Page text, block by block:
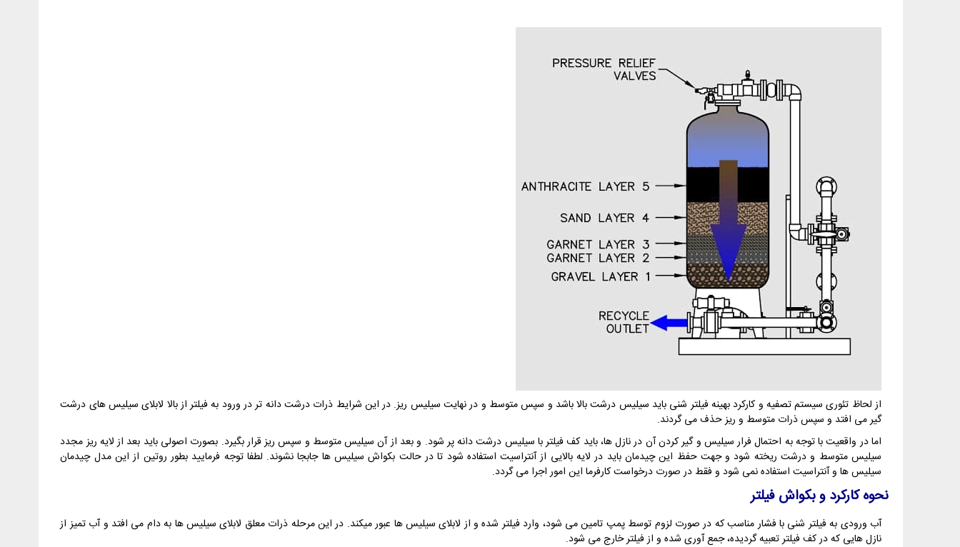
از لحاظ تئوری سیستم تصفیه و کارکرد بهینه فیلتر شنی باید سیلیس درشت بالا باشد و سپس متوسط و در نهایت سیلیس ریز. در این شرایط ذرات درشت دانه تر در ورود به فیلتر از بالا لابلای سیلیس های درشت
گیر می افتد و سپس ذرات متوسط و ریز حذف می گردند.
اما در واقعیت با توجه به احتمال فرار سیلیس و گیر کردن آن در نازل ها، باید کف فیلتر با سیلیس درشت دانه پر شود. و بعد از آن سیلیس متوسط و سپس ریز قرار بگیرد. بصورت اصولی باید بعد از لایه ریز مجدد
سیلیس متوسط و درشت ریخته شود و جهت حفظ این چیدمان باید در لایه بالایی از آنتراسیت استفاده شود تا در حالت بکواش سیلیس ها جابجا نشوند. لطفا توجه فرمایید بطور روتین از این مدل چیدمان
سیلیس ها و آنتراسیت استفاده نمی شود و فقط در صورت درخواست کارفرما این امور اجرا می گردد.
نحوه کارکرد و بکواش فیلتر
آب ورودی به فیلتر شنی با فشار مناسب که در صورت لزوم توسط پمپ تامین می شود، وارد فیلتر شده و از لابلای سیلیس ها عبور میکند. در این مرحله ذرات معلق لابلای سیلیس ها به دام می افتد و آب تمیز از
نازل هایی که در کف فیلتر تعبیه گردیده، جمع آوری شده و از فیلتر خارج می شود.